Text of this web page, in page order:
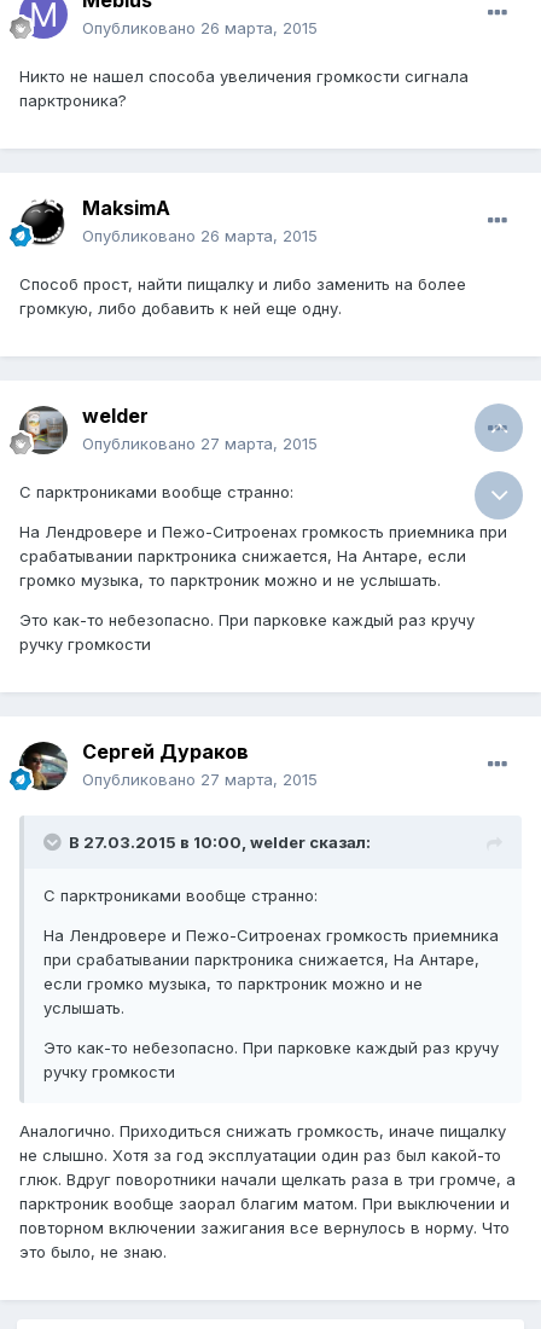
Опубликовано 26 марта, 2015
Никто не нашел способа увеличения громкости сигнала
парктроника?
MaksimA
Опубликовано 26 марта, 2015
Способ прост, найти пищалку и либо заменить на более
громкую, либо добавить к ней еще одну.
welder
Опубликовано 27 марта, 2015
С парктрониками вообще странно:
На Лендровере и Пежо-Ситроенах громкость приемника при
срабатывании парктроника снижается, На Антаре, если
громко музыка, то парктроник можно и не услышать.
Это как-то небезопасно. При парковке каждый раз кручу
ручку громкости
Сергей Дураков
Опубликовано 27 марта, 2015
В 27.03.2015 в 10:00, welder сказал:
С парктрониками вообще странно:
На Лендровере и Пежо-Ситроенах громкость приемника
при срабатывании парктроника снижается, На Антаре,
если громко музыка, то парктроник можно и не
услышать.
Это как-то небезопасно. При парковке каждый раз кручу
ручку громкости
Аналогично. Приходиться снижать громкость, иначе пищалку
не слышно. Хотя за год эксплуатации один раз был какой-то
глюк. Вдруг поворотники начали щелкать раза в три громче, а
парктроник вообще заорал благим матом. При выключении и
повторном включении зажигания все вернулось в норму. Что
это было, не знаю.